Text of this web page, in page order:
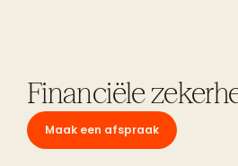
Financiële
Maak een afspraak